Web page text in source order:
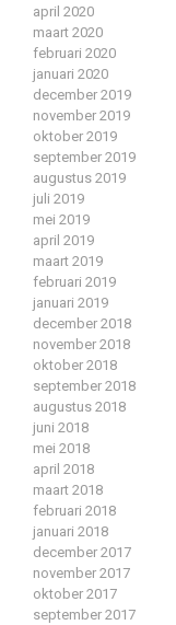
april 2020
maart 2020
februari 2020
januari 2020
december 2019
november 2019
oktober 2019
september 2019
augustus 2019
juli 2019
mei 2019
april 2019
maart 2019
februari 2019
januari 2019
december 2018
november 2018
oktober 2018
september 2018
augustus 2018
juni 2018
mei 2018
april 2018
maart 2018
februari 2018
januari 2018
december 2017
november 2017
oktober 2017
september 2017